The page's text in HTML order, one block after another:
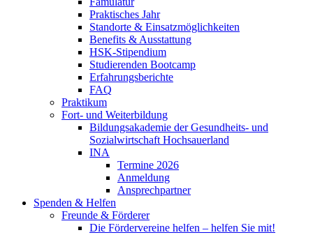
Praktisches Jahr
Standorte & Einsatzmöglichkeiten
Benefits & Ausstattung
HSK-Stipendium
Studierenden Bootcamp
Erfahrungsberichte
FAQ
Praktikum
Fort- und Weiterbildung
Bildungsakademie der Gesundheits- und
Sozialwirtschaft Hochsauerland
INA
Termine 2026
Anmeldung
Ansprechpartner
Spenden & Helfen
Freunde & Förderer
Die Fördervereine helfen – helfen Sie mit!